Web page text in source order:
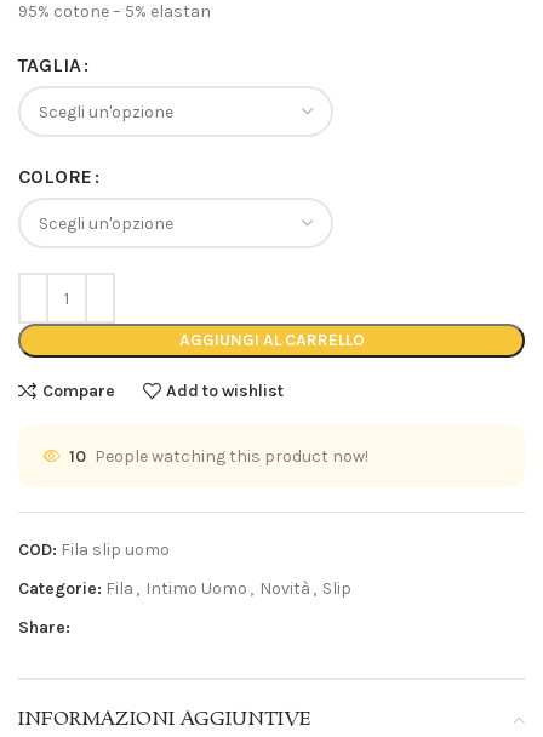
95% cotone – 5% elastan
TAGLIA
COLORE
AGGIUNGI AL CARRELLO
Compare Add to wishlist
10 People watching this product now!
COD: Fila slip uomo
Categorie: Fila , Intimo Uomo , Novità , Slip
Share:
INFORMAZIONI AGGIUNTIVE